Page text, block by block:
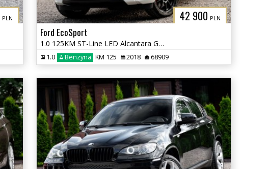
PLN 42 900 PLN
Ford EcoSport
1.0 125KM ST-Line LED Alcantara Grz. Fot Kier Navi Kamera Tempomat
1.0 Benzyna KM 125 2018 68909